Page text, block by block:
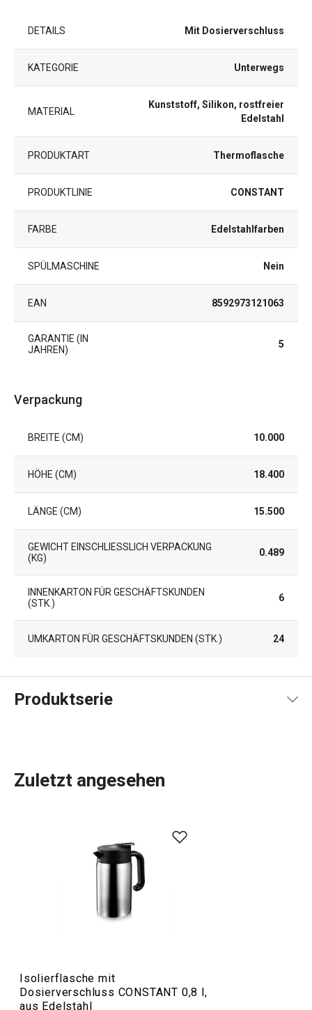
DETAILS Mit Dosierverschluss
KATEGORIE Unterwegs
MATERIAL
Kunststoff, Silikon, rostfreier
Edelstahl
PRODUKTART Thermoflasche
PRODUKTLINIE CONSTANT
FARBE Edelstahlfarben
SPÜLMASCHINE Nein
EAN 8592973121063
GARANTIE (IN
JAHREN)
5
Verpackung
BREITE (CM) 10.000
HÖHE (CM) 18.400
LÄNGE (CM) 15.500
GEWICHT EINSCHLIESSLICH VERPACKUNG (
KG)
0.489
INNENKARTON FÜR GESCHÄFTSKUNDEN
(STK.)
6
UMKARTON FÜR GESCHÄFTSKUNDEN (STK.) 24
Produktserie
, Reise- und Sportthermoskannen,
und praktische Flaschen ganz aus Edelstahl. Wir stellen
sie aus hochwertigem Edelstahl her. Bei normalem
Gebrauch sind Thermoskannen für Tee und Kaffee sowie
unzerbrechlich. Neben heißen Getränken
können Thermoskannen natürlich auch zur Aufbewahrung
Outdoor-Aktivitäten
Zuletzt angesehen
Isolierflasche mit
Dosierverschluss CONSTANT 0,8 l,
aus Edelstahl